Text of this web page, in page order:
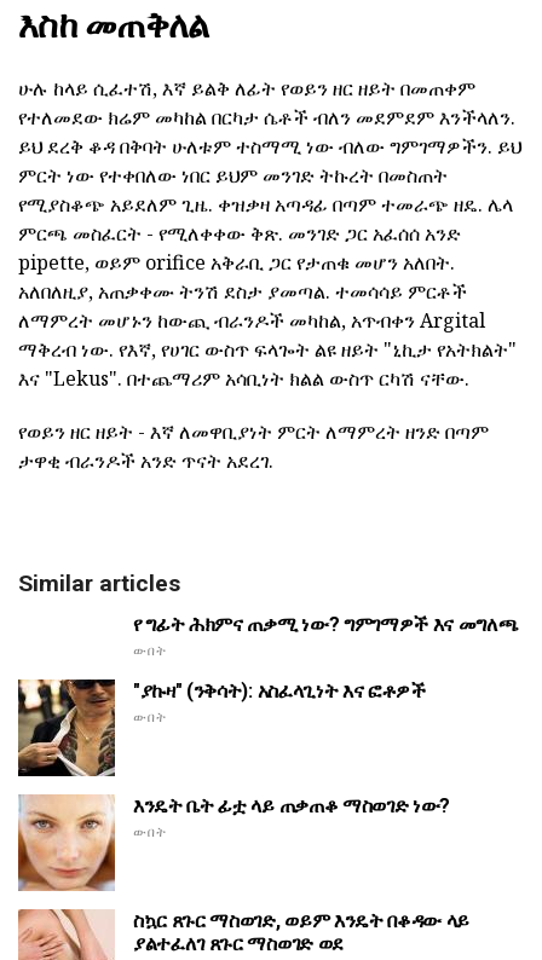
እስከ መጠቅለል
ሁሉ ከላይ ሲፈተሽ, እኛ ይልቅ ለፊት የወይን ዘር ዘይት በመጠቀም
የተለመደው ክሬም መካከል በርካታ ሴቶች ብለን መደምደም እንችላለን.
ይህ ደረቅ ቆዳ በቅባት ሁለቱም ተስማሚ ነው ብለው ግምገማዎችን. ይህ
ምርት ነው የተቀበለው ነበር ይህም መንገድ ትኩረት በመስጠት
የሚያስቆጭ አይደለም ጊዜ. ቀዝቃዛ አጣዳፊ በጣም ተመራጭ ዘዴ. ሌላ
ምርጫ መስፈርት - የሚለቀቀው ቅጽ. መንገድ ጋር አፈሰሰ አንድ
pipette, ወይም orifice አቅራቢ ጋር የታጠቁ መሆን አለበት.
አለበለዚያ, አጠቃቀሙ ትንሽ ደስታ ያመጣል. ተመሳሳይ ምርቶች
ለማምረት መሆኑን ከውጪ ብራንዶች መካከል, አጥብቀን Argital
ማቅረብ ነው. የእኛ, የሀገር ውስጥ ፍላጐት ልዩ ዘይት "ኒኪታ የአትክልት"
እና "Lekus". በተጨማሪም አሳቢነት ክልል ውስጥ ርካሽ ናቸው.
የወይን ዘር ዘይት - እኛ ለመዋቢያነት ምርት ለማምረት ዘንድ በጣም
ታዋቂ ብራንዶች አንድ ጥናት አደረገ.
Similar articles
የ ግፊት ሕክምና ጠቃሚ ነው? ግምገማዎች እና መግለጫ
ውበት
"ያኩዛ" (ንቅሳት): አስፈላጊነት እና ፎቶዎች
ውበት
እንዴት ቤት ፊቷ ላይ ጠቃጠቆ ማስወገድ ነው?
ውበት
ስኳር ጸጉር ማስወገድ, ወይም እንዴት በቆዳው ላይ
ያልተፈለገ ጸጉር ማስወገድ ወደ